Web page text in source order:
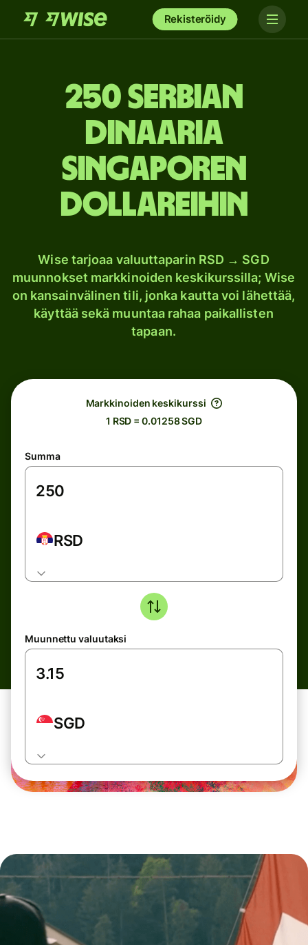
Rekisteröidy
250 Serbian
dinaaria
Singaporen
dollareihin
Wise tarjoaa valuuttaparin RSD → SGD
muunnokset markkinoiden keskikurssilla; Wise
on kansainvälinen tili, jonka kautta voi lähettää,
käyttää sekä muuntaa rahaa paikallisten
tapaan.
Markkinoiden keskikurssi
1 RSD = 0.01258 SGD
Summa
RSD
Muunnettu valuutaksi
SGD